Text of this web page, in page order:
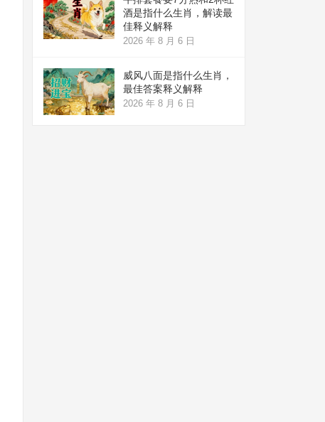
酒是指什么生肖，解读最
佳释义解释
2026 年 8 月 6 日
威风八面是指什么生肖，
最佳答案释义解释
2026 年 8 月 6 日